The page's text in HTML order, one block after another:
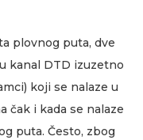
plovnog puta, dve
kanal DTD izuzetno
koji se nalaze u
čak i kada se nalaze
puta. Često, zbog